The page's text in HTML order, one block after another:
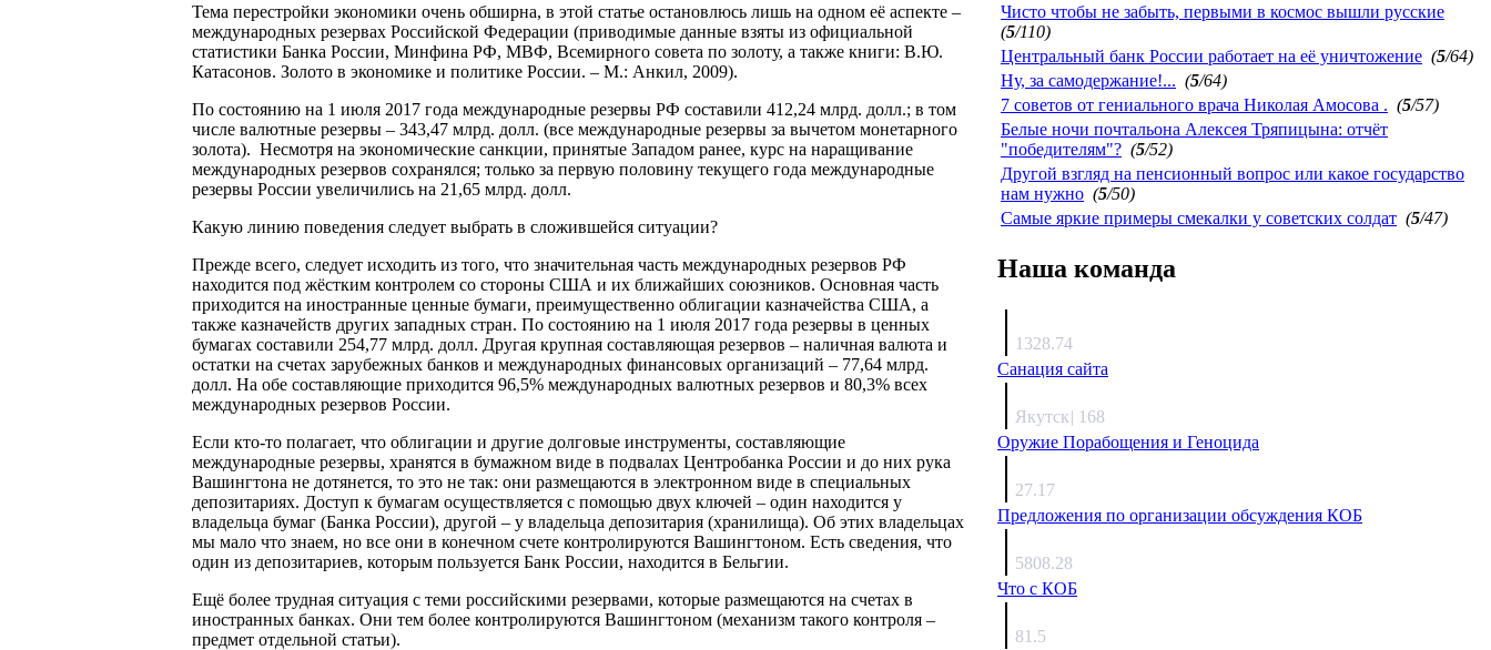
Тема перестройки экономики очень обширна, в этой статье остановлюсь лишь на одном её аспекте –
международных резервах Российской Федерации (приводимые данные взяты из официальной
статистики Банка России, Минфина РФ, МВФ, Всемирного совета по золоту, а также книги: В.Ю.
Катасонов. Золото в экономике и политике России. – М.: Анкил, 2009).
По состоянию на 1 июля 2017 года международные резервы РФ составили 412,24 млрд. долл.; в том
числе валютные резервы – 343,47 млрд. долл. (все международные резервы за вычетом монетарного
золота). Несмотря на экономические санкции, принятые Западом ранее, курс на наращивание
международных резервов сохранялся; только за первую половину текущего года международные
резервы России увеличились на 21,65 млрд. долл.
Какую линию поведения следует выбрать в сложившейся ситуации?
Прежде всего, следует исходить из того, что значительная часть международных резервов РФ
находится под жёстким контролем со стороны США и их ближайших союзников. Основная часть
приходится на иностранные ценные бумаги, преимущественно облигации казначейства США, а
также казначейств других западных стран. По состоянию на 1 июля 2017 года резервы в ценных
бумагах составили 254,77 млрд. долл. Другая крупная составляющая резервов – наличная валюта и
остатки на счетах зарубежных банков и международных финансовых организаций – 77,64 млрд.
долл. На обе составляющие приходится 96,5% международных валютных резервов и 80,3% всех
международных резервов России.
Если кто-то полагает, что облигации и другие долговые инструменты, составляющие
международные резервы, хранятся в бумажном виде в подвалах Центробанка России и до них рука
Вашингтона не дотянется, то это не так: они размещаются в электронном виде в специальных
депозитариях. Доступ к бумагам осуществляется с помощью двух ключей – один находится у
владельца бумаг (Банка России), другой – у владельца депозитария (хранилища). Об этих владельцах
мы мало что знаем, но все они в конечном счете контролируются Вашингтоном. Есть сведения, что
один из депозитариев, которым пользуется Банк России, находится в Бельгии.
Ещё более трудная ситуация с теми российскими резервами, которые размещаются на счетах в
иностранных банках. Они тем более контролируются Вашингтоном (механизм такого контроля –
предмет отдельной статьи).
Чисто чтобы не забыть, первыми в космос вышли русские
(5/110)
Центральный банк России работает на её уничтожение (5/64)
Ну, за самодержание!... (5/64)
7 советов от гениального врача Николая Амосова . (5/57)
Белые ночи почтальона Алексея Тряпицына: отчёт
"победителям"? (5/52)
Другой взгляд на пенсионный вопрос или какое государство
нам нужно (5/50)
Самые яркие примеры смекалки у советских солдат (5/47)
Наша команда
1328.74
Санация сайта
Якутск| 168
Оружие Порабощения и Геноцида
27.17
Предложения по организации обсуждения КОБ
5808.28
Что с КОБ
81.5